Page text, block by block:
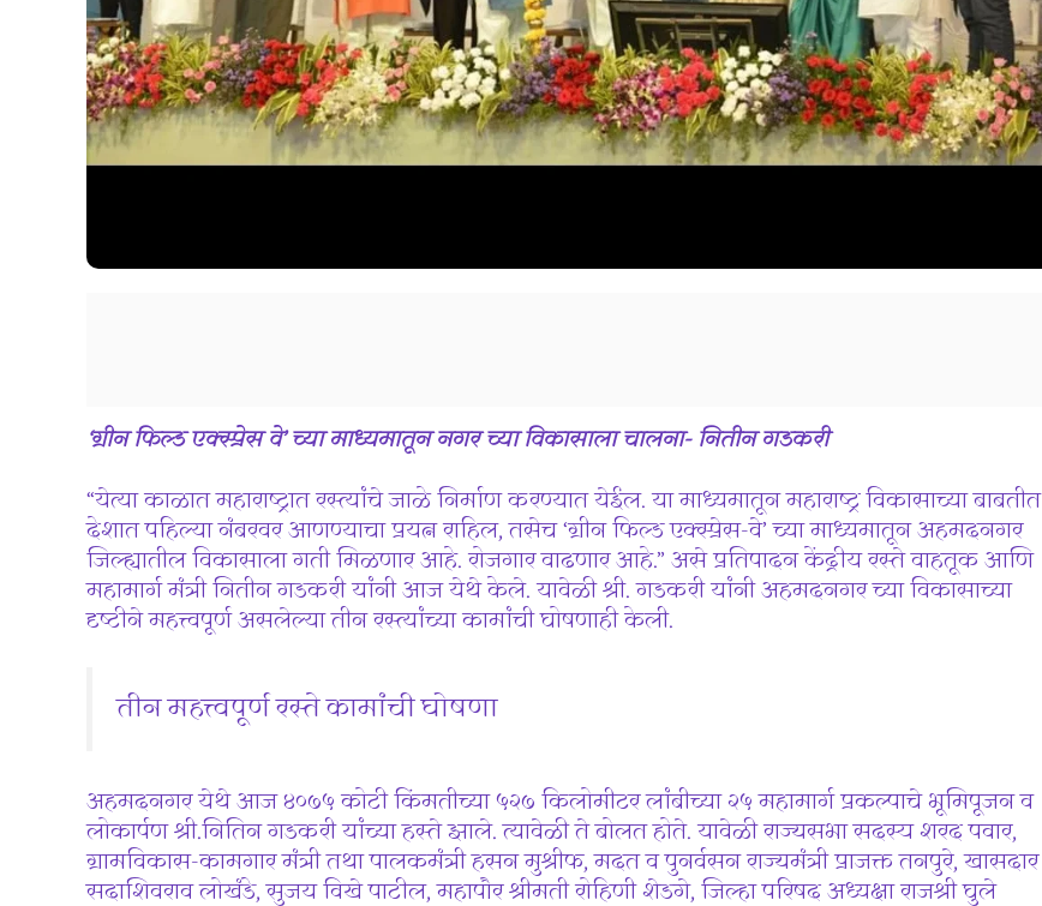
‘ग्रीन फिल्ड एक्स्प्रेस वे’ च्या माध्यमातून नगर च्या विकासाला चालना- नितीन गडकरी
“येत्या काळात महाराष्ट्रात रस्त्यांचे जाळे निर्माण करण्यात येईल. या माध्यमातून महाराष्ट्र विकासाच्या बाबतीत
देशात पहिल्या नंबरवर आणण्याचा प्रयत्न राहिल, तसेच ‘ग्रीन फिल्ड एक्स्प्रेस-वे’ च्या माध्यमातून अहमदनगर
जिल्ह्यातील विकासाला गती मिळणार आहे. रोजगार वाढणार आहे.” असे प्रतिपादन केंद्रीय रस्ते वाहतूक आणि
महामार्ग मंत्री नितीन गडकरी यांनी आज येथे केले. यावेळी श्री. गडकरी यांनी अहमदनगर च्या विकासाच्या
दृष्टीने महत्त्वपूर्ण असलेल्या तीन रस्त्यांच्या कामांची घोषणाही केली.
तीन महत्त्वपूर्ण रस्ते कामांची घोषणा
अहमदनगर येथे आज ४०७५ कोटी किंमतीच्या ५२७ किलोमीटर लांबीच्या २५ महामार्ग प्रकल्पाचे भूमिपूजन व
लोकार्पण श्री.नितिन गडकरी यांच्या हस्ते झाले. त्यावेळी ते बोलत होते. यावेळी राज्यसभा सदस्य शरद पवार,
ग्रामविकास-कामगार मंत्री तथा पालकमंत्री हसन मुश्रीफ, मदत व पुनर्वसन राज्यमंत्री प्राजक्त तनपुरे, खासदार
सदाशिवराव लोखंडे, सुजय विखे पाटील, महापौर श्रीमती रोहिणी शेडगे, जिल्हा परिषद अध्यक्षा राजश्री घुले